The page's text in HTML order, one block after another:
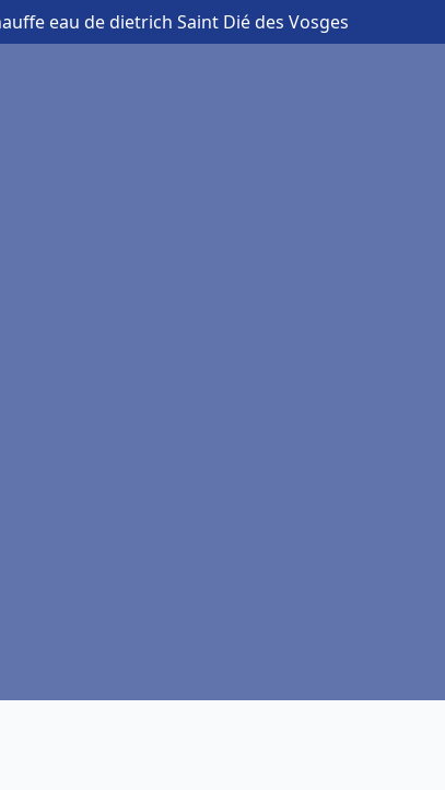
eau de dietrich Saint Dié des Vosges